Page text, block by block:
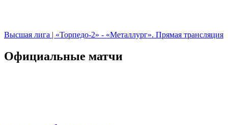
Высшая лига | «Торпедо-2» - «Металлург». Прямая трансляция
Официальные матчи